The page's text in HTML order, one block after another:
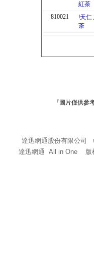
紅茶
810021
!天仁
茶
『圖片僅供參
達迅網通股份有限公司
達迅網通 All in One 版